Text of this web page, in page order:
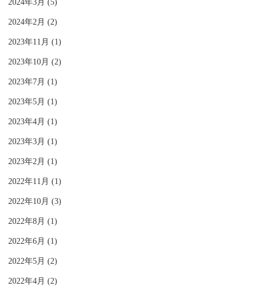
2024年3月 (5)
2024年2月 (2)
2023年11月 (1)
2023年10月 (2)
2023年7月 (1)
2023年5月 (1)
2023年4月 (1)
2023年3月 (1)
2023年2月 (1)
2022年11月 (1)
2022年10月 (3)
2022年8月 (1)
2022年6月 (1)
2022年5月 (2)
2022年4月 (2)